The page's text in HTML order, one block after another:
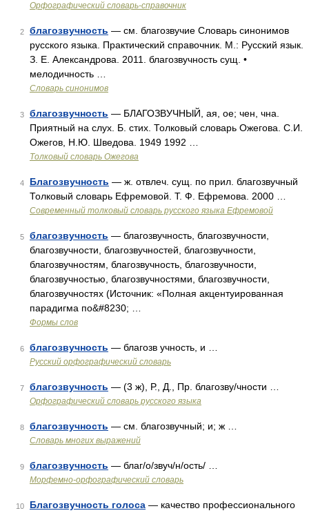
Орфографический словарь-справочник
2 благозвучность — см. благозвучие Словарь синонимов
русского языка. Практический справочник. М.: Русский язык.
З. Е. Александрова. 2011. благозвучность сущ. •
мелодичность …
Словарь синонимов
3 благозвучность — БЛАГОЗВУЧНЫЙ, ая, ое; чен, чна.
Приятный на слух. Б. стих. Толковый словарь Ожегова. С.И.
Ожегов, Н.Ю. Шведова. 1949 1992 …
Толковый словарь Ожегова
4 Благозвучность — ж. отвлеч. сущ. по прил. благозвучный
Толковый словарь Ефремовой. Т. Ф. Ефремова. 2000 …
Современный толковый словарь русского языка Ефремовой
5 благозвучность — благозвучность, благозвучности,
благозвучности, благозвучностей, благозвучности,
благозвучностям, благозвучность, благозвучности,
благозвучностью, благозвучностями, благозвучности,
благозвучностях (Источник: «Полная акцентуированная
парадигма по&#8230; …
Формы слов
6 благозвучность — благозв учность, и …
Русский орфографический словарь
7 благозвучность — (3 ж), Р., Д., Пр. благозву/чности …
Орфографический словарь русского языка
8 благозвучность — см. благозвучный; и; ж …
Словарь многих выражений
9 благозвучность — благ/о/звуч/н/ость/ …
Морфемно-орфографический словарь
10 Благозвучность голоса — качество профессионального